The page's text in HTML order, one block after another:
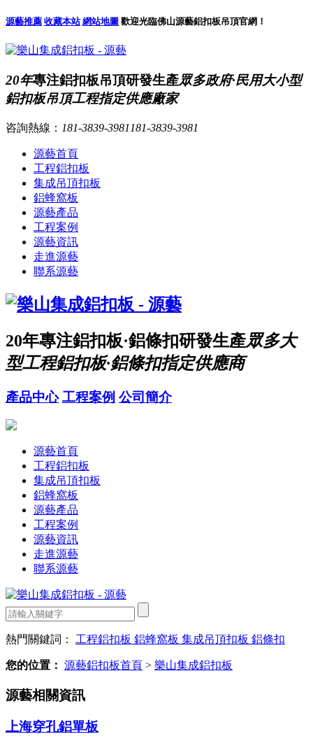
源藝推薦 收藏本站 網站地圖 歡迎光臨佛山源藝鋁扣板吊頂官網！
20年專注鋁扣板吊頂研發生產眾多政府·民用大小型
鋁扣板吊頂工程指定供應廠家
咨詢熱線： 181-3839-3981 181-3839-3981
源藝首頁
工程鋁扣板
集成吊頂扣板
鋁蜂窩板
源藝產品
工程案例
源藝資訊
走進源藝
聯系源藝
20年專注鋁扣板·鋁條扣研發生產眾多大
型工程鋁扣板·鋁條扣指定供應商
產品中心 工程案例 公司簡介
源藝首頁
工程鋁扣板
集成吊頂扣板
鋁蜂窩板
源藝產品
工程案例
源藝資訊
走進源藝
聯系源藝
熱門關鍵詞： 工程鋁扣板 鋁蜂窩板 集成吊頂扣板 鋁條扣
您的位置： 源藝鋁扣板首頁 > 樂山集成鋁扣板
源藝相關資訊
上海穿孔鋁單板